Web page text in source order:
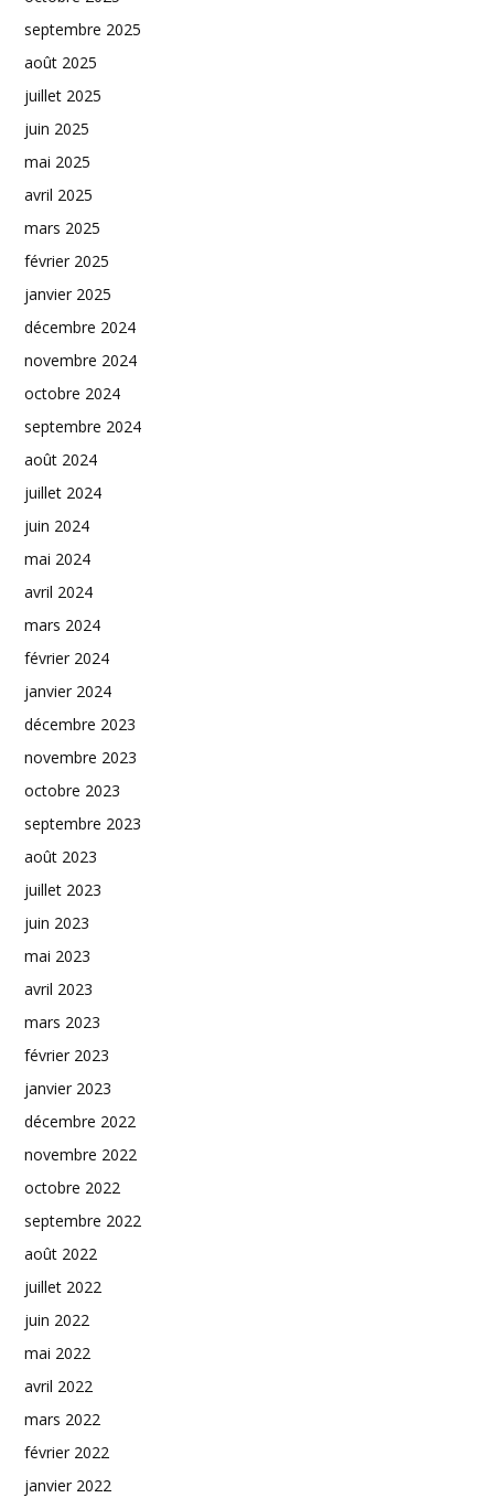
septembre 2025
août 2025
juillet 2025
juin 2025
mai 2025
avril 2025
mars 2025
février 2025
janvier 2025
décembre 2024
novembre 2024
octobre 2024
septembre 2024
août 2024
juillet 2024
juin 2024
mai 2024
avril 2024
mars 2024
février 2024
janvier 2024
décembre 2023
novembre 2023
octobre 2023
septembre 2023
août 2023
juillet 2023
juin 2023
mai 2023
avril 2023
mars 2023
février 2023
janvier 2023
décembre 2022
novembre 2022
octobre 2022
septembre 2022
août 2022
juillet 2022
juin 2022
mai 2022
avril 2022
mars 2022
février 2022
janvier 2022